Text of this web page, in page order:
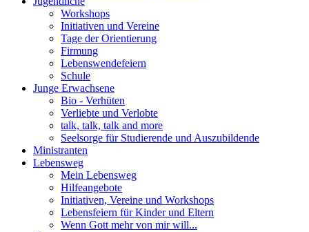
Workshops
Initiativen und Vereine
Tage der Orientierung
Firmung
Lebenswendefeiern
Schule
Junge Erwachsene
Bio - Verhüten
Verliebte und Verlobte
talk, talk, talk and more
Seelsorge für Studierende und Auszubildende
Ministranten
Lebensweg
Mein Lebensweg
Hilfeangebote
Initiativen, Vereine und Workshops
Lebensfeiern für Kinder und Eltern
Wenn Gott mehr von mir will...